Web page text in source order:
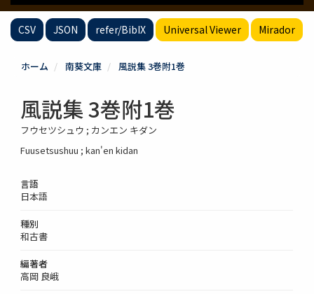
CSV JSON refer/BibIX Universal Viewer Mirador
ホーム 南葵文庫 風説集 3巻附1巻
風説集 3巻附1巻
フウセツシュウ ; カンエン キダン
Fuusetsushuu ; kan'en kidan
言語
日本語
種別
和古書
編著者
高岡 良峨